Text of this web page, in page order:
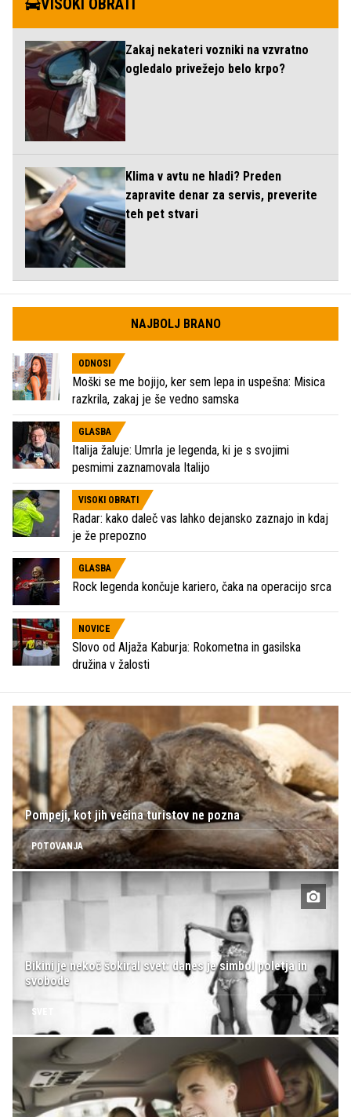
VISOKI OBRATI
Zakaj nekateri vozniki na vzvratno
ogledalo privežejo belo krpo?
Klima v avtu ne hladi? Preden
zapravite denar za servis, preverite
teh pet stvari
NAJBOLJ BRANO
ODNOSI
Moški se me bojijo, ker sem lepa in uspešna: Misica
razkrila, zakaj je še vedno samska
GLASBA
Italija žaluje: Umrla je legenda, ki je s svojimi
pesmimi zaznamovala Italijo
VISOKI OBRATI
Radar: kako daleč vas lahko dejansko zaznajo in kdaj
je že prepozno
GLASBA
Rock legenda končuje kariero, čaka na operacijo srca
NOVICE
Slovo od Aljaža Kaburja: Rokometna in gasilska
družina v žalosti
Pompeji, kot jih večina turistov ne pozna
POTOVANJA
Bikini je nekoč šokiral svet: danes je simbol poletja in
svobode
SVET